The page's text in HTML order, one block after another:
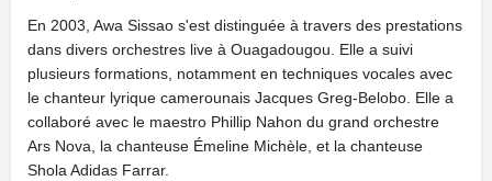
En 2003, Awa Sissao s'est distinguée à travers des prestations
dans divers orchestres live à Ouagadougou. Elle a suivi
plusieurs formations, notamment en techniques vocales avec
le chanteur lyrique camerounais Jacques Greg-Belobo. Elle a
collaboré avec le maestro Phillip Nahon du grand orchestre
Ars Nova, la chanteuse Émeline Michèle, et la chanteuse
Shola Adidas Farrar.